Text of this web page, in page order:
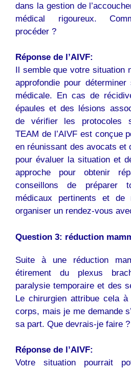
dans la gestion de
médical rigoureux.
procéder ?
Réponse de l’AIVF:
Il semble que votre situation
approfondie pour
médicale. En cas de
épaules et des lésions
de vérifier les protocoles
TEAM de l’AIVF est conçue
en réunissant des avocats et
pour évaluer la situation et
approche pour obtenir
conseillons de préparer
médicaux pertinents et de
organiser un rendez-vous
Question 3: réduction
Suite à une réduction
étirement du plexus
paralysie temporaire et des
Le chirurgien attribue cela
corps, mais je me demande
sa part. Que devrais-je faire ?
Réponse de l’AIVF:
Votre situation pourrait